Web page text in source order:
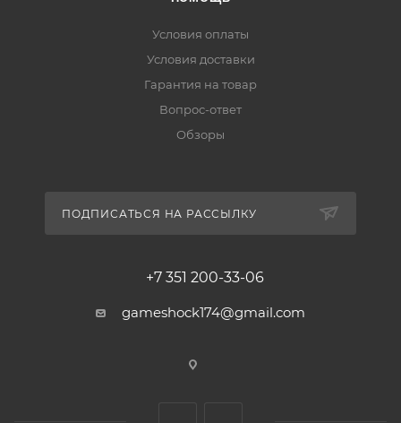
Условия оплаты
Условия доставки
Гарантия на товар
Вопрос-ответ
Обзоры
ПОДПИСАТЬСЯ НА РАССЫЛКУ
+7 351 200-33-06
gameshock174@gmail.com